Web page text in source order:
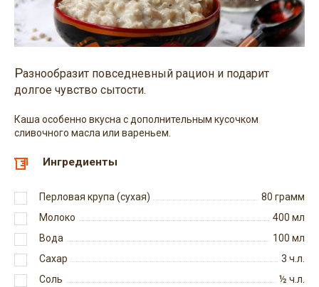
Разнообразит повседневный рацион и подарит
долгое чувство сытости.
Каша особенно вкусна с дополнительным кусочком
сливочного масла или вареньем.
Ингредиенты
Перловая крупа (сухая) 80 грамм
Молоко
400 мл
Вода
100 мл
Сахар
3 ч.л.
Соль
½ ч.л.